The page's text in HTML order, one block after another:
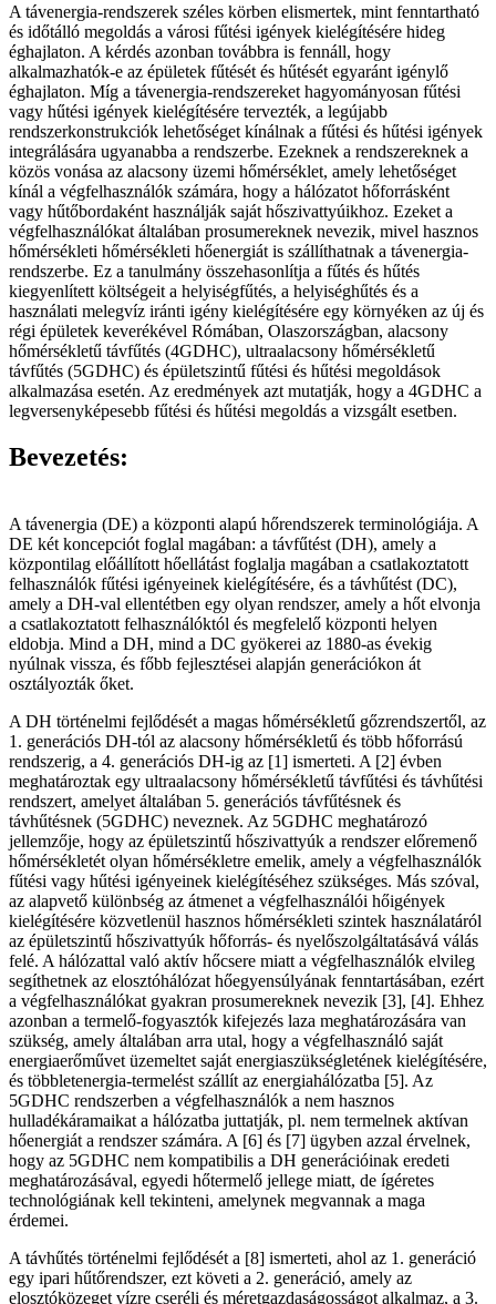
A távenergia-rendszerek széles körben elismertek, mint fenntartható
és időtálló megoldás a városi fűtési igények kielégítésére hideg
éghajlaton. A kérdés azonban továbbra is fennáll, hogy
alkalmazhatók-e az épületek fűtését és hűtését egyaránt igénylő
éghajlaton. Míg a távenergia-rendszereket hagyományosan fűtési
vagy hűtési igények kielégítésére tervezték, a legújabb
rendszerkonstrukciók lehetőséget kínálnak a fűtési és hűtési igények
integrálására ugyanabba a rendszerbe. Ezeknek a rendszereknek a
közös vonása az alacsony üzemi hőmérséklet, amely lehetőséget
kínál a végfelhasználók számára, hogy a hálózatot hőforrásként
vagy hűtőbordaként használják saját hőszivattyúikhoz. Ezeket a
végfelhasználókat általában prosumereknek nevezik, mivel hasznos
hőmérsékleti hőmérsékleti hőenergiát is szállíthatnak a távenergia-
rendszerbe. Ez a tanulmány összehasonlítja a fűtés és hűtés
kiegyenlített költségeit a helyiségfűtés, a helyiséghűtés és a
használati melegvíz iránti igény kielégítésére egy környéken az új és
régi épületek keverékével Rómában, Olaszországban, alacsony
hőmérsékletű távfűtés (4GDHC), ultraalacsony hőmérsékletű
távfűtés (5GDHC) és épületszintű fűtési és hűtési megoldások
alkalmazása esetén. Az eredmények azt mutatják, hogy a 4GDHC a
legversenyképesebb fűtési és hűtési megoldás a vizsgált esetben.
Bevezetés:
A távenergia (DE) a központi alapú hőrendszerek terminológiája. A
DE két koncepciót foglal magában: a távfűtést (DH), amely a
központilag előállított hőellátást foglalja magában a csatlakoztatott
felhasználók fűtési igényeinek kielégítésére, és a távhűtést (DC),
amely a DH-val ellentétben egy olyan rendszer, amely a hőt elvonja
a csatlakoztatott felhasználóktól és megfelelő központi helyen
eldobja. Mind a DH, mind a DC gyökerei az 1880-as évekig
nyúlnak vissza, és főbb fejlesztései alapján generációkon át
osztályozták őket.
A DH történelmi fejlődését a magas hőmérsékletű gőzrendszertől, az
1. generációs DH-tól az alacsony hőmérsékletű és több hőforrású
rendszerig, a 4. generációs DH-ig az [1] ismerteti. A [2] évben
meghatároztak egy ultraalacsony hőmérsékletű távfűtési és távhűtési
rendszert, amelyet általában 5. generációs távfűtésnek és
távhűtésnek (5GDHC) neveznek. Az 5GDHC meghatározó
jellemzője, hogy az épületszintű hőszivattyúk a rendszer előremenő
hőmérsékletét olyan hőmérsékletre emelik, amely a végfelhasználók
fűtési vagy hűtési igényeinek kielégítéséhez szükséges. Más szóval,
az alapvető különbség az átmenet a végfelhasználói hőigények
kielégítésére közvetlenül hasznos hőmérsékleti szintek használatáról
az épületszintű hőszivattyúk hőforrás- és nyelőszolgáltatásává válás
felé. A hálózattal való aktív hőcsere miatt a végfelhasználók elvileg
segíthetnek az elosztóhálózat hőegyensúlyának fenntartásában, ezért
a végfelhasználókat gyakran prosumereknek nevezik [3], [4]. Ehhez
azonban a termelő-fogyasztók kifejezés laza meghatározására van
szükség, amely általában arra utal, hogy a végfelhasználó saját
energiaerőművet üzemeltet saját energiaszükségletének kielégítésére,
és többletenergia-termelést szállít az energiahálózatba [5]. Az
5GDHC rendszerben a végfelhasználók a nem hasznos
hulladékáramaikat a hálózatba juttatják, pl. nem termelnek aktívan
hőenergiát a rendszer számára. A [6] és [7] ügyben azzal érvelnek,
hogy az 5GDHC nem kompatibilis a DH generációinak eredeti
meghatározásával, egyedi hőtermelő jellege miatt, de ígéretes
technológiának kell tekinteni, amelynek megvannak a maga
érdemei.
A távhűtés történelmi fejlődését a [8] ismerteti, ahol az 1. generáció
egy ipari hűtőrendszer, ezt követi a 2. generáció, amely az
elosztóközeget vízre cseréli és méretgazdaságosságot alkalmaz, a 3.